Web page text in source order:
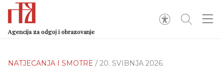
Agencija za odgoj i obrazovanje
NATJECANJA I SMOTRE / 20. SVIBNJA 2026.